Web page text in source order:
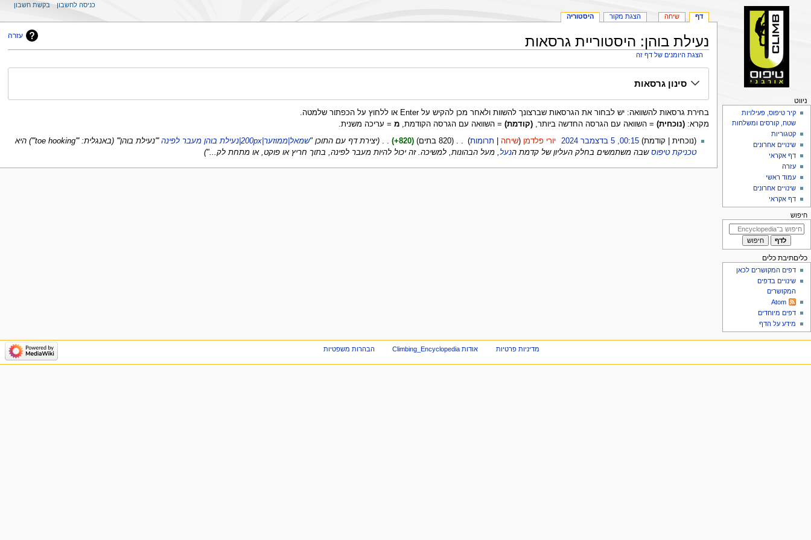
עזרה נעילת בוהן: היסטוריית גרסאות
הצגת היומנים של דף זה
לניווט
לחיפושסינון גרסאות
בחירת גרסאות להשוואה: יש לבחור את הגרסאות שברצונך להשוות ולאחר מכן להקיש על Enter או ללחוץ על הכפתור שלמטה.
מקרא: (נוכחית)= השוואה עם הגרסה החדשה ביותר, (קודמת)= השוואה עם הגרסה הקודמת, מ= עריכה משנית.
בדצמבר
נוכחית קודמת 00:15, 5 בדצמבר 2024 ‏ יורי פלדמן שיחה תרומות 820 בתים +820
‏ יצירת דף עם התוכן "שמאל|ממוזער|200px|נעילת בוהן מעבר לפינה
'''נעילת בוהן''' (באנגלית: '''toe hooking''') היא
טכניקת טיפוסשבה משתמשים בחלק העליון של קדמת הנעל, מעל הבהונות, למשיכה. זה יכול להיות מעבר לפינה, בתוך חריץ או פוקט, או מתחת לק..."
תפריט
ניווט
דף שיחה הצגת מקור היסטוריה
כניסה לחשבון בקשת חשבון
ניווט
קיר טיפוס, פעילויות
שטח, קורסים ומשלחות
קטגוריות
שינויים אחרונים
דף אקראי
עזרה
עמוד ראשי
שינויים אחרונים
דף אקראי
חיפוש
כליםתיבת כלים
דפים המקושרים לכאן
שינויים בדפים
המקושרים
Atom
דפים מיוחדים
מידע על הדף
מדיניות פרטיות אודות Climbing_Encyclopedia הבהרות משפטיות